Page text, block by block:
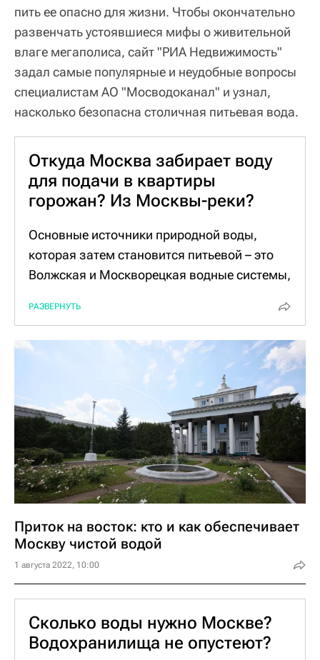
пить ее опасно для жизни. Чтобы окончательно
развенчать устоявшиеся мифы о живительной
влаге мегаполиса, сайт "РИА Недвижимость"
задал самые популярные и неудобные вопросы
специалистам АО "Мосводоканал" и узнал,
насколько безопасна столичная питьевая вода.
Откуда Москва забирает воду
для подачи в квартиры
горожан? Из Москвы-реки?
Основные источники природной воды,
которая затем становится питьевой – это
Волжская и Москворецкая водные системы,
Московской, Смоленской и Тверской
Истринское, Можайское, Рузское и
Озернинское водохранилища.
РАЗВЕРНУТЬ
Приток на восток: кто и как обеспечивает
Москву чистой водой
1 августа 2022, 10:00
Сколько воды нужно Москве?
Водохранилища не опустеют?